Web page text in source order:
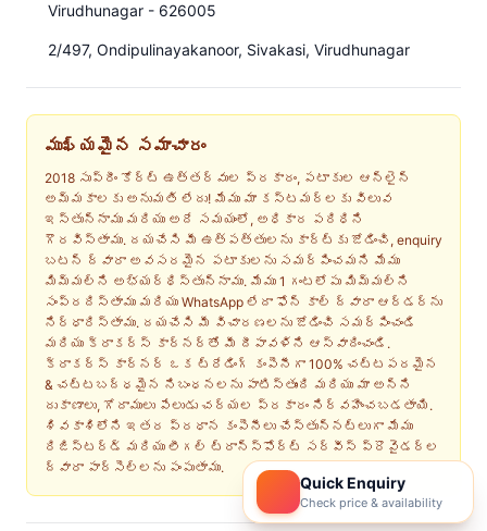
Quick Enquiry
Check price & availability
Virudhunagar - 626005
2/497, Ondipulinayakanoor, Sivakasi, Virudhunagar
ముఖ్యమైన సమాచారం
2018 సుప్రీం కోర్ట్ ఉత్తర్వుల ప్రకారం, పటాకుల ఆన్‌లైన్
అమ్మకాలకు అనుమతి లేదు! మేము మా కస్టమర్‌లకు విలువ
ఇస్తున్నాము మరియు అదే సమయంలో, అధికార పరిధిని
గౌరవిస్తాము. దయచేసి మీ ఉత్పత్తులను కార్ట్‌కు జోడించి, enquiry
బటన్ ద్వారా అవసరమైన పటాకులను సమర్పించమని మేము
మిమ్మల్ని అభ్యర్థిస్తున్నాము. మేము 1 గంటలోపు మిమ్మల్ని
సంప్రదిస్తాము మరియు WhatsApp లేదా ఫోన్ కాల్ ద్వారా ఆర్డర్‌ను
నిర్ధారిస్తాము. దయచేసి మీ విచారణలను జోడించి సమర్పించండి
మరియు క్రాకర్స్ కార్నర్‌తో మీ దీపావళిని ఆస్వాదించండి.
క్రాకర్స్ కార్నర్ ఒక ట్రేడింగ్ కంపెనీగా 100% చట్టపరమైన
& చట్టబద్ధమైన నిబంధనలను పాటిస్తుంది మరియు మా అన్ని
దుకాణాలు, గోదాములు పేలుడు చర్యల ప్రకారం నిర్వహించబడతాయి.
శివకాశిలోని ఇతర ప్రధాన కంపెనీలు చేస్తున్నట్లుగా మేము
రిజిస్టర్డ్ మరియు లీగల్ ట్రాన్స్‌పోర్ట్ సర్వీస్ ప్రొవైడర్ల
ద్వారా పార్సెల్‌లను పంపుతాము.